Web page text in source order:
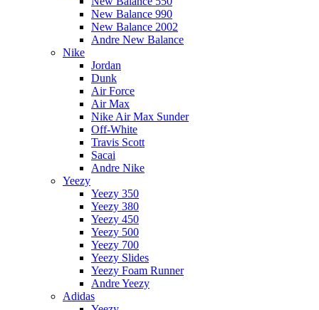
New Balance 990
New Balance 2002
Andre New Balance
Nike
Jordan
Dunk
Air Force
Air Max
Nike Air Max Sunder
Off-White
Travis Scott
Sacai
Andre Nike
Yeezy
Yeezy 350
Yeezy 380
Yeezy 450
Yeezy 500
Yeezy 700
Yeezy Slides
Yeezy Foam Runner
Andre Yeezy
Adidas